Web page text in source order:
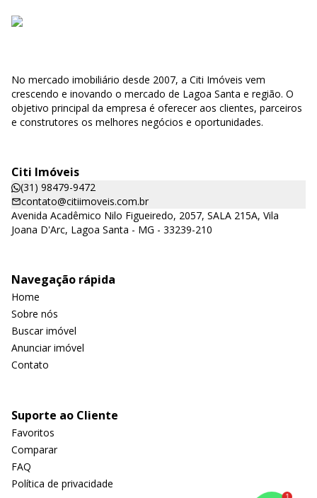
No mercado imobiliário desde 2007, a Citi Imóveis vem
crescendo e inovando o mercado de Lagoa Santa e região. O
objetivo principal da empresa é oferecer aos clientes, parceiros
e construtores os melhores negócios e oportunidades.
Citi Imóveis
(31) 98479-9472
contato@citiimoveis.com.br
Avenida Acadêmico Nilo Figueiredo, 2057, SALA 215A, Vila
Joana D'Arc, Lagoa Santa - MG - 33239-210
Navegação rápida
Home
Sobre nós
Buscar imóvel
Anunciar imóvel
Contato
Suporte ao Cliente
Favoritos
Comparar
FAQ
Política de privacidade